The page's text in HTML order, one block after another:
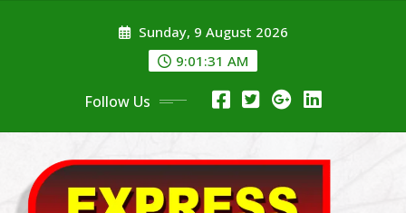
Sunday, 9 August 2026
9:01:31 AM
Follow Us